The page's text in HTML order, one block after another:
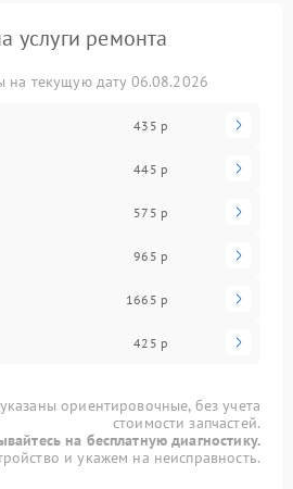
услуги ремонта
на текущую дату 06.08.2026
435 р
445 р
575 р
965 р
1665 р
425 р
ориентировочные, без учета
стоимости запчастей.
на бесплатную диагностику.
и укажем на неисправность.